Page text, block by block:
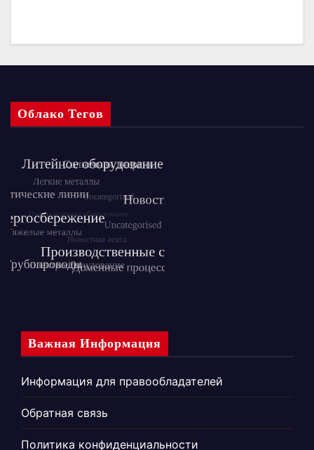
Облако Тегов
Важная Информация
Информация для правообладателей
Обратная связь
Политика конфиденциальности